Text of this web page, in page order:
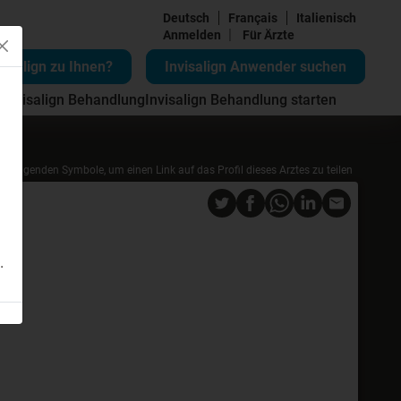
Deutsch Français
Italienisch
Anmelden
Für Ärzte
zu Ihnen?
Invisalign Anwender suchen
Invisalign BehandlungInvisalign Behandlung starten
folgenden Symbole, um einen Link auf das Profil dieses Arztes zu teilen